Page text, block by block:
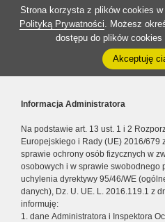
Strona korzysta z plików cookies
Polityką Prywatności. Możesz
dostępu do plików cookies
Akceptuję
Informacja Administratora
Na podstawie art. 13 ust. 1 i 2
Europejskiego i Rady (UE) 2016/679
sprawie ochrony osób fizycznych w
osobowych i w sprawie swobodnego
uchylenia dyrektywy 95/46/WE
danych), Dz. U. UE. L. 2016.119.1 z
informuję:
1. dane Administratora i Inspektora